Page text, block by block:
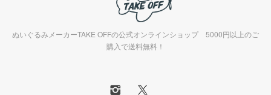
ぬいぐるみメーカーTAKE OFFの公式オンラインショップ 5000円以上のご
購入で送料無料！